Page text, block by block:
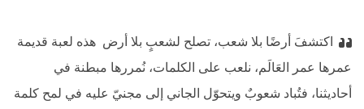
اكتشفَ أرضًا بلا شعب، تصلح لشعبٍ بلا أرض ‫ هذه لعبة قديمة
عمرها عمر العَالَم، نلعب على الكلمات، نُمررها مبطنة في
أحاديثنا، فتُباد شعوبٌ ويتحوّل الجاني إلى مجنيّ عليه في لمح كلمة